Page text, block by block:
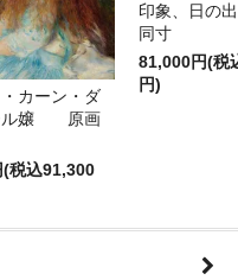
カーン・ダ
ル嬢 原画
税込91,300
印象、日
同寸
81,000円(税
円)